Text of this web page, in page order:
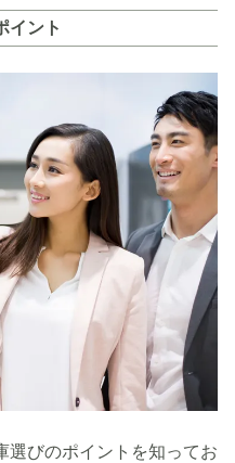
イント
選びのポイントを知ってお